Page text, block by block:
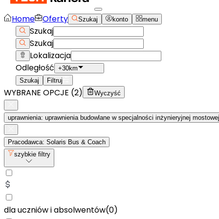
Home Oferty Szukaj konto menu
Szukaj
Szukaj
Lokalizacja
Odległość +30km
Szukaj
Filtruj
WYBRANE OPCJE (2) Wyczyść
uprawnienia: uprawnienia budowlane w specjalności inżynieryjnej
Pracodawca: Solaris Bus & Coach
szybkie filtry
dla uczniów i absolwentów(0)